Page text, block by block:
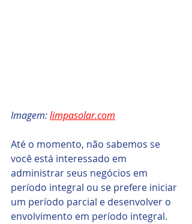
Imagem: limpasolar.com
Até o momento, não sabemos se
você está interessado em
administrar seus negócios em
período integral ou se prefere iniciar
um período parcial e desenvolver o
envolvimento em período integral.